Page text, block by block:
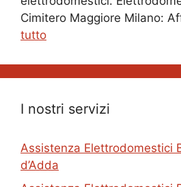
Cimitero Maggiore Milano:
tutto
I nostri servizi
Assistenza Elettrodomestici
d’Adda